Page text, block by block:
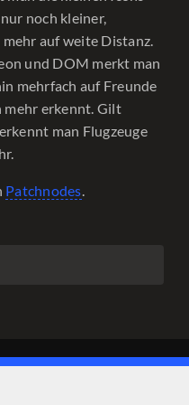
noch kleiner,
auf weite Distanz.
und DOM merkt man
mehrfach auf Freunde
mehr erkennt. Gilt
man Flugzeuge
Patchnodes.